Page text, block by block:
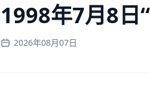
1998年7月8日
2026年08月07日